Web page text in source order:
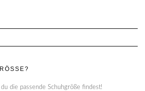
die passende Schuhgröße findest!